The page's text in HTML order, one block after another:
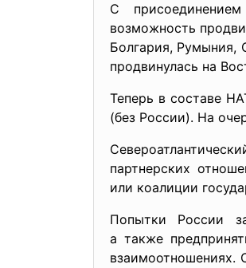
С
возможность
Болгария, Румыния,
продвинулась на
Теперь в составе
(без России). На
партнерских
или коалиции
Попытки России
а также
взаимоотношениях.